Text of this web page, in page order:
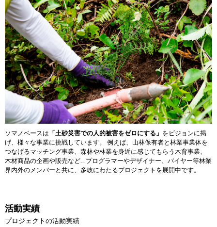
ソマノベースは 「土砂災害での人的被害をゼロにする」 をビジョンに掲
げ、様々な事業に挑戦しています。 例えば、山林保有者と林業事業体を
つなげるマッチング事業、森林や林業を身近に感じてもらう木育事業、
木材商品の企画や販売など…プログラマーやデザイナー、バイヤー等林業
界内外のメンバーと共に、多岐にわたるプロジェクトを展開中です。
活動実績
プロジェクトの活動実績